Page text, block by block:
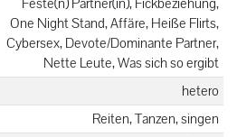
Feste(n) Partner(in), Fickbeziehung,
One Night Stand, Affäre, Heiße Flirts,
Cybersex, Devote/Dominante Partner,
Nette Leute, Was sich so ergibt
hetero
Reiten, Tanzen, singen